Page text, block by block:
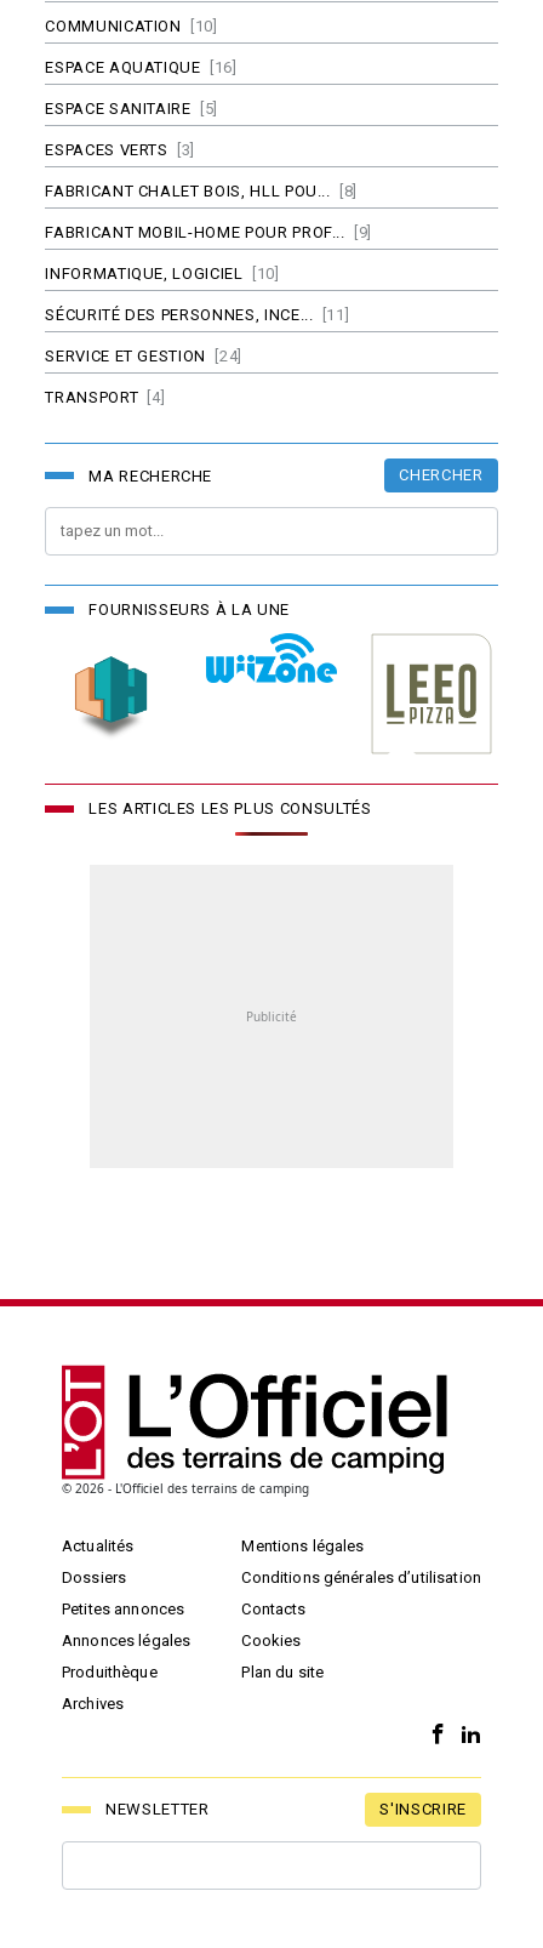
COMMUNICATION [10]
ESPACE AQUATIQUE [16]
ESPACE SANITAIRE [5]
ESPACES VERTS [3]
FABRICANT CHALET BOIS, HLL POU... [8]
FABRICANT MOBIL-HOME POUR PROF... [9]
INFORMATIQUE, LOGICIEL [10]
SÉCURITÉ DES PERSONNES, INCE... [11]
SERVICE ET GESTION [24]
TRANSPORT [4]
MA RECHERCHE CHERCHER
FOURNISSEURS À LA UNE
LES ARTICLES LES PLUS CONSULTÉS
© 2026 - L'Officiel des terrains de camping
Actualités
Dossiers
Petites annonces
Annonces légales
Produithèque
Archives
Mentions légales
Conditions générales d’utilisation
Contacts
Cookies
Plan du site
NEWSLETTER S'INSCRIRE